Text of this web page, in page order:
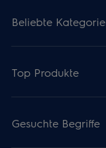
Beliebte
Top Produkte
Gesuchte Begriffe